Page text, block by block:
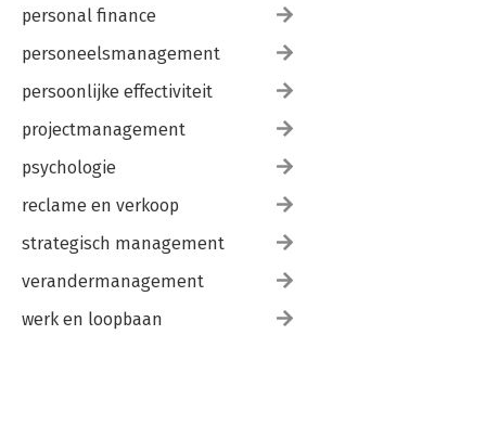
personal finance
personeelsmanagement
persoonlijke effectiviteit
projectmanagement
psychologie
reclame en verkoop
strategisch management
verandermanagement
werk en loopbaan